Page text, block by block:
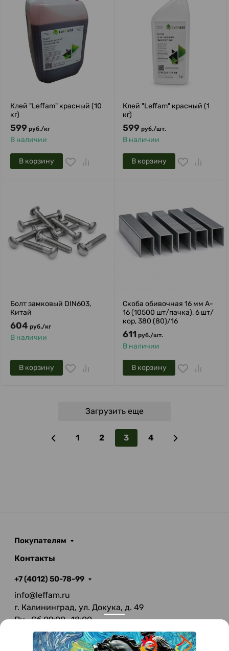
Клей "Leffam" красный (10
кг)
599 руб./кг
В наличии
В корзину
Клей "Leffam" красный (1
кг)
599 руб./шт.
В наличии
В корзину
Болт замковый DIN603,
Китай
604 руб./кг
В наличии
В корзину
Скоба обивочная 16 мм A-
16 (10500 шт/пачка), 6 шт/
кор, 380 (80)/16
611 руб./шт.
В наличии
В корзину
Загрузить еще
1 2 3 4
Покупателям
Контакты
+7 (4012) 50-78-99
info@leffam.ru
г. Калининград, ул. Докука, д. 49
Пн—Сб 09:00—18:00
Вс—Выходной